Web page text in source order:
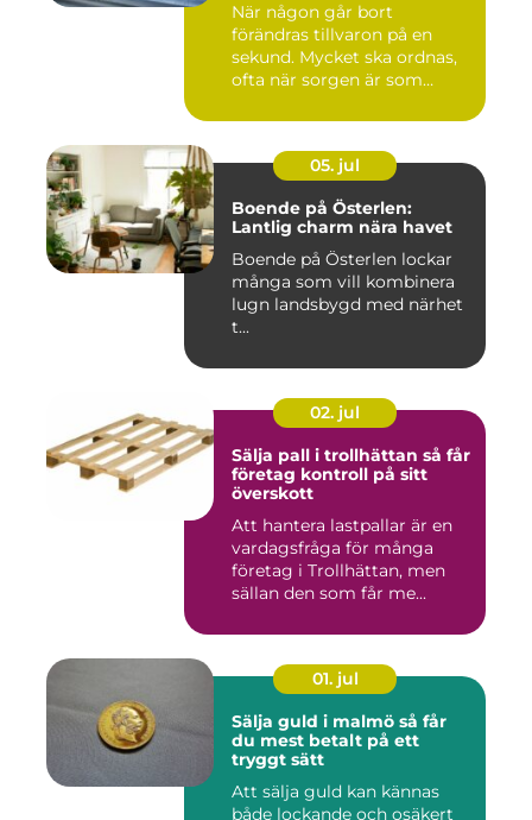
När någon går bort
förändras tillvaron på en
sekund. Mycket ska ordnas,
ofta när sorgen är som
05. jul
Boende på Österlen:
Lantlig charm nära havet
Boende på Österlen lockar
många som vill kombinera
lugn landsbygd med närhet
t...
02. jul
Sälja pall i trollhättan så får
företag kontroll på sitt
överskott
Att hantera lastpallar är en
vardagsfråga för många
företag i Trollhättan, men
sällan den som får me...
01. jul
Sälja guld i malmö så får
du mest betalt på ett
tryggt sätt
Att sälja guld kan kännas
både lockande och osäkert